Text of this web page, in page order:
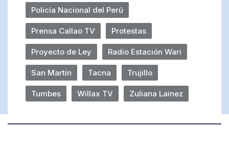
Policía Nacional del Perú
Prensa Callao TV Protestas
Proyecto de Ley Radio Estación Wari
San Martín Tacna Trujillo
Tumbes Willax TV Zuliana Lainez